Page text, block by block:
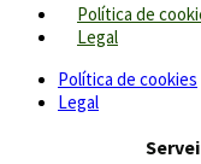
Política de
Legal
Política de cookies
Legal